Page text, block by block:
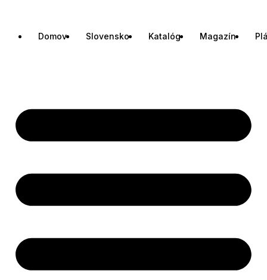
Domov Slovensko Katalóg Magazín